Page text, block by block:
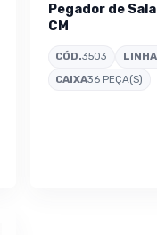
Pegador de
CM
CÓD.3503 LINHA
CAIXA36 PEÇA(S)